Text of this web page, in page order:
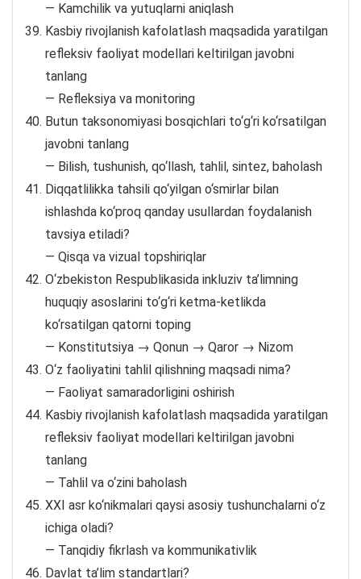
— Kamchilik va yutuqlarni aniqlash
Kasbiy rivojlanish kafolatlash maqsadida yaratilgan
refleksiv faoliyat modellari keltirilgan javobni
tanlang
— Refleksiya va monitoring
Butun taksonomiyasi bosqichlari to‘g‘ri ko‘rsatilgan
javobni tanlang
— Bilish, tushunish, qo‘llash, tahlil, sintez, baholash
Diqqatlilikka tahsili qo‘yilgan o‘smirlar bilan
ishlashda ko‘proq qanday usullardan foydalanish
tavsiya etiladi?
— Qisqa va vizual topshiriqlar
O‘zbekiston Respublikasida inkluziv ta’limning
huquqiy asoslarini to‘g‘ri ketma-ketlikda
ko‘rsatilgan qatorni toping
— Konstitutsiya → Qonun → Qaror → Nizom
O‘z faoliyatini tahlil qilishning maqsadi nima?
— Faoliyat samaradorligini oshirish
Kasbiy rivojlanish kafolatlash maqsadida yaratilgan
refleksiv faoliyat modellari keltirilgan javobni
tanlang
— Tahlil va o‘zini baholash
XXI asr ko‘nikmalari qaysi asosiy tushunchalarni o‘z
ichiga oladi?
— Tanqidiy fikrlash va kommunikativlik
Davlat ta’lim standartlari?